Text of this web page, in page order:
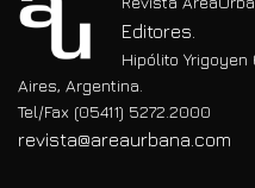
Editores.
Hipólito Yrigoyen
Aires, Argentina.
Tel/Fax (05411) 5272.2000
revista@areaurbana.com